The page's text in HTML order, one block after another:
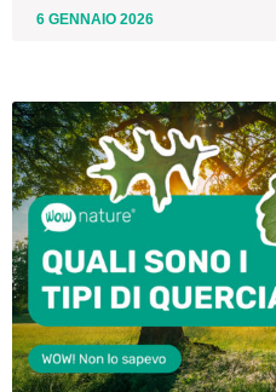
6 GENNAIO 2026